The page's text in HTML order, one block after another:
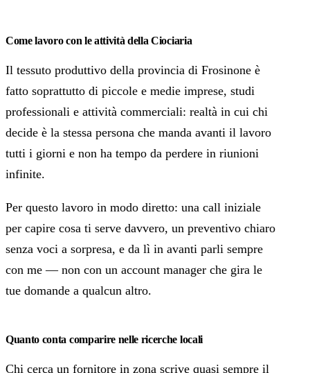
Come lavoro con le attività della Ciociaria
Il tessuto produttivo della provincia di Frosinone è
fatto soprattutto di piccole e medie imprese, studi
professionali e attività commerciali: realtà in cui chi
decide è la stessa persona che manda avanti il lavoro
tutti i giorni e non ha tempo da perdere in riunioni
infinite.
Per questo lavoro in modo diretto: una call iniziale
per capire cosa ti serve davvero, un preventivo chiaro
senza voci a sorpresa, e da lì in avanti parli sempre
con me — non con un account manager che gira le
tue domande a qualcun altro.
Quanto conta comparire nelle ricerche locali
Chi cerca un fornitore in zona scrive quasi sempre il